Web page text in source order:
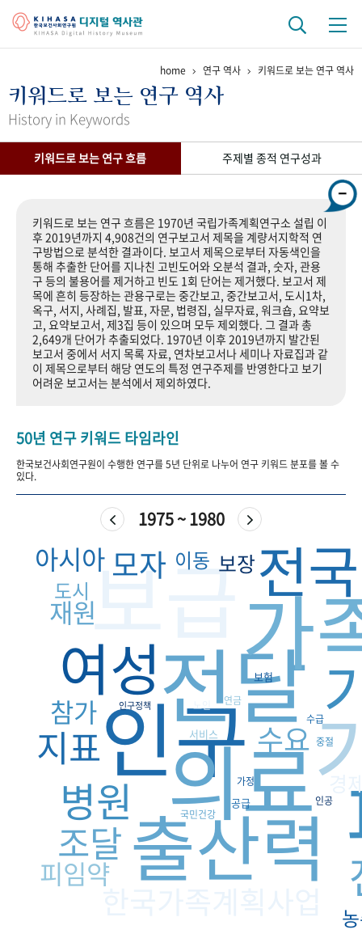
걸어온 길 기관 변천사 역대 기관장
연구 역사
기록물 아카이브
사진 아카이브 문서 기록물 행정박물 영상 기록물
+1주년 기념
성과 50선 숫자로 보는 50년 50+1주년 광장
세계와 함께 한 KIHASA
VR 역사관
home 연구 역사 키워드로 보는 연구 역사
키워드로 보는 연구 역사
History in Keywords
키워드로 보는 연구 흐름 주제별 종적 연구성과
키워드로 보는 연구 흐름은 1970년 국립가족계획연구소 설립 이
후 2019년까지 4,908건의 연구보고서 제목을 계량서지학적 연
구방법으로 분석한 결과이다. 보고서 제목으로부터 자동색인을
통해 추출한 단어를 지나친 고빈도어와 오분석 결과, 숫자, 관용
구 등의 불용어를 제거하고 빈도 1회 단어는 제거했다. 보고서 제
목에 흔히 등장하는 관용구로는 중간보고, 중간보고서, 도시1차,
옥구, 서지, 사례집, 발표, 자문, 법령집, 실무자료, 워크숍, 요약보
고, 요약보고서, 제3집 등이 있으며 모두 제외했다. 그 결과 총
2,649개 단어가 추출되었다. 1970년 이후 2019년까지 발간된
보고서 중에서 서지 목록 자료, 연차보고서나 세미나 자료집과 같
이 제목으로부터 해당 연도의 특정 연구주제를 반영한다고 보기
어려운 보고서는 분석에서 제외하였다.
50년 연구 키워드 타임라인
한국보건사회연구원이 수행한 연구를 5년 단위로 나누어 연구 키워드 분포를 볼 수
있다.
1975 ~ 1980
인구
의료
전달
가
보급
출산력
전국
여성
병원
지표
조달
한국가족계획사업
모자
수요
아시아
참가
피임약
재원
보장
경
이동
도시
서비스
공급
보험
가정
연금
노인
국민건강
수급
인공
중절
인구정책